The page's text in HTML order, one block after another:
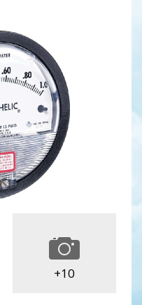
+10